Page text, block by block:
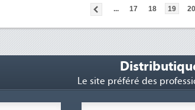
... 17 18 19 20
Le site préféré des